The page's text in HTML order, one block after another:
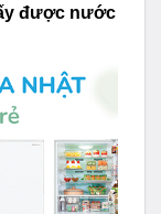
được nước